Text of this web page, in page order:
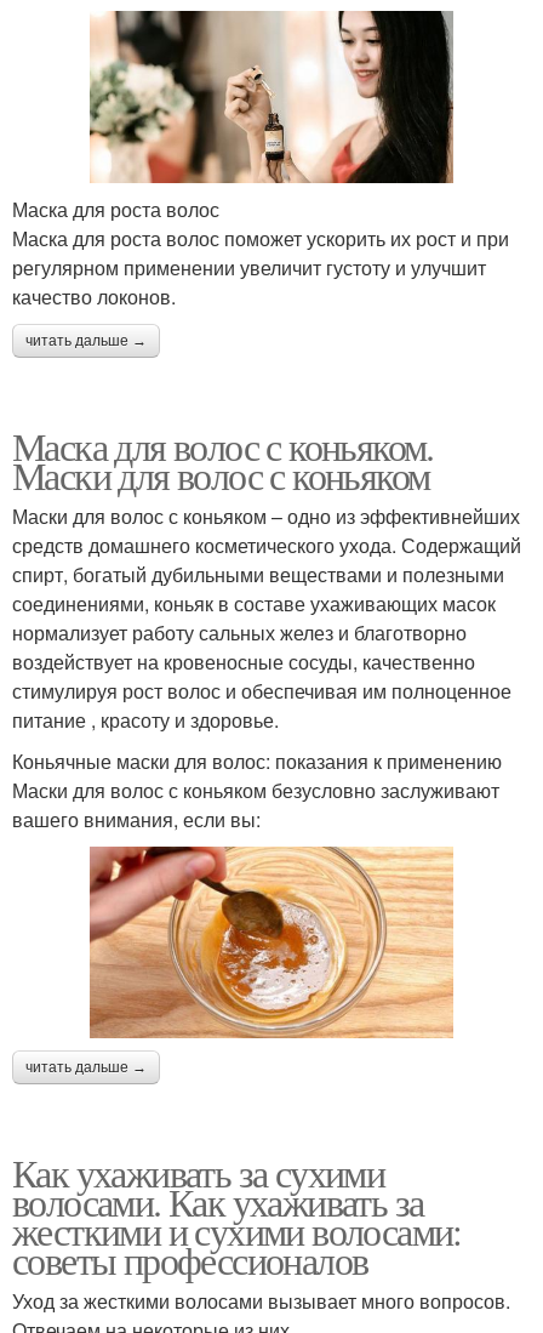
Маска для роста волос
Маска для роста волос поможет ускорить их рост и при
регулярном применении увеличит густоту и улучшит
качество локонов.
читать дальше →
Маска для волос с коньяком.
Маски для волос с коньяком
Маски для волос с коньяком – одно из эффективнейших
средств домашнего косметического ухода. Содержащий
спирт, богатый дубильными веществами и полезными
соединениями, коньяк в составе ухаживающих масок
нормализует работу сальных желез и благотворно
воздействует на кровеносные сосуды, качественно
стимулируя рост волос и обеспечивая им полноценное
питание , красоту и здоровье.
Коньячные маски для волос: показания к применению
Маски для волос с коньяком безусловно заслуживают
вашего внимания, если вы:
читать дальше →
Как ухаживать за сухими
волосами. Как ухаживать за
жесткими и сухими волосами:
советы профессионалов
Уход за жесткими волосами вызывает много вопросов.